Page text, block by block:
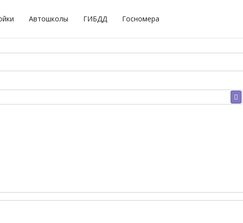
Автошколы ГИБДД Госномера